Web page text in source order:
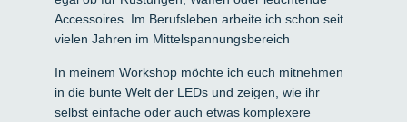
Accessoires. Im Berufsleben arbeite ich schon seit
vielen Jahren im Mittelspannungsbereich
In meinem Workshop möchte ich euch mitnehmen
in die bunte Welt der LEDs und zeigen, wie ihr
selbst einfache oder auch etwas komplexere